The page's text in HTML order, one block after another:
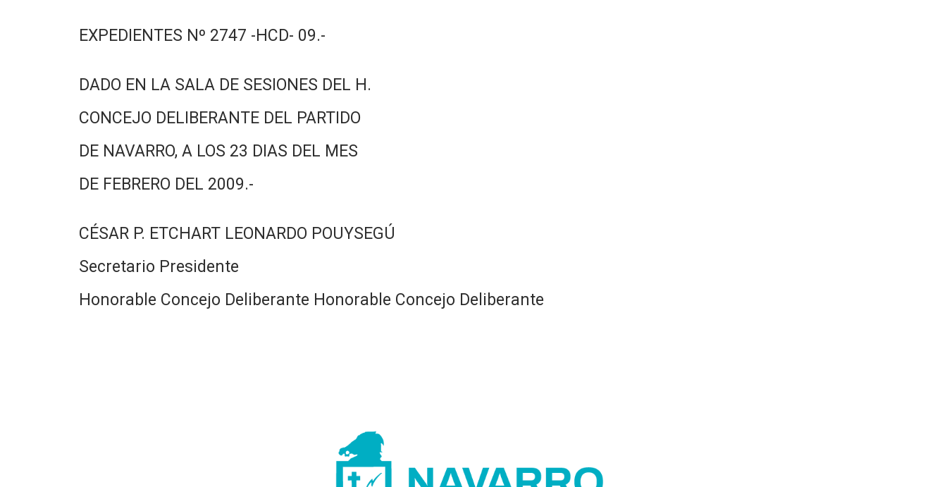
EXPEDIENTES Nº 2747 -HCD- 09.-
DADO EN LA SALA DE SESIONES DEL H.
CONCEJO DELIBERANTE DEL PARTIDO
DE NAVARRO, A LOS 23 DIAS DEL MES
DE FEBRERO DEL 2009.-
CÉSAR P. ETCHART LEONARDO POUYSEGÚ
Secretario Presidente
Honorable Concejo Deliberante Honorable Concejo Deliberante